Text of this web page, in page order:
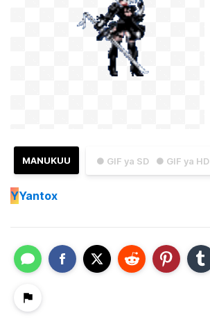
● GIF ya SD ● GIF ya HD
MANUKUU
YYantox